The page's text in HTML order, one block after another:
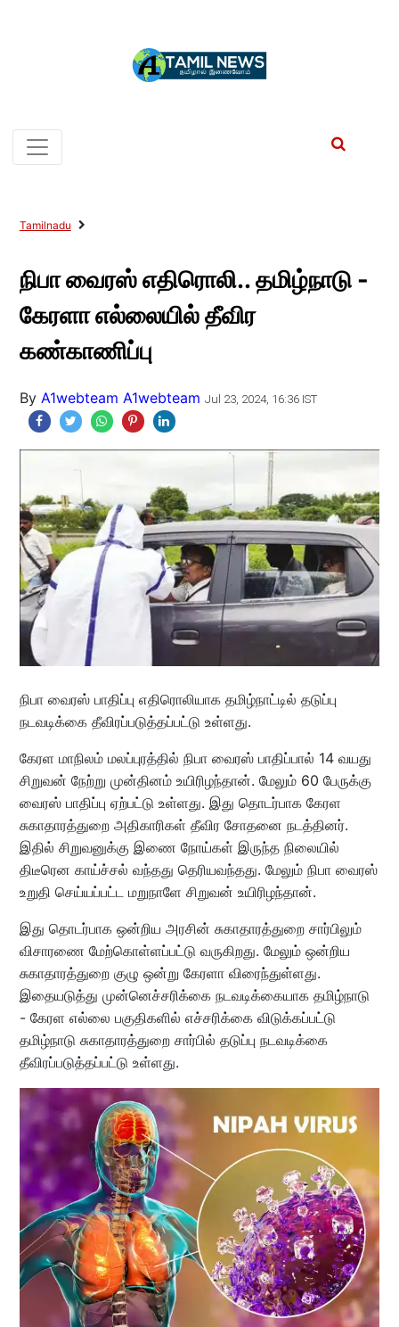
Tamilnadu
நிபா வைரஸ் எதிரொலி.. தமிழ்நாடு -
கேரளா எல்லையில் தீவிர
கண்காணிப்பு
By A1webteam A1webteam Jul 23, 2024, 16:36 IST
நிபா வைரஸ் பாதிப்பு எதிரொலியாக தமிழ்நாட்டில் தடுப்பு
நடவடிக்கை தீவிரப்படுத்தப்பட்டு உள்ளது.
கேரள மாநிலம் மலப்புரத்தில் நிபா வைரஸ் பாதிப்பால் 14 வயது
சிறுவன் நேற்று முன்தினம் உயிரிழந்தான். மேலும் 60 பேருக்கு
வைரஸ் பாதிப்பு ஏற்பட்டு உள்ளது. இது தொடர்பாக கேரள
சுகாதாரத்துறை அதிகாரிகள் தீவிர சோதனை நடத்தினர்.
இதில் சிறுவனுக்கு இணை நோய்கள் இருந்த நிலையில்
திடீரென காய்ச்சல் வந்தது தெரியவந்தது. மேலும் நிபா வைரஸ்
உறுதி செய்யப்பட்ட மறுநாளே சிறுவன் உயிரிழந்தான்.
இது தொடர்பாக ஒன்றிய அரசின் சுகாதாரத்துறை சார்பிலும்
விசாரணை மேற்கொள்ளப்பட்டு வருகிறது. மேலும் ஒன்றிய
சுகாதாரத்துறை குழு ஒன்று கேரளா விரைந்துள்ளது.
இதையடுத்து முன்னெச்சரிக்கை நடவடிக்கையாக தமிழ்நாடு
- கேரள எல்லை பகுதிகளில் எச்சரிக்கை விடுக்கப்பட்டு
தமிழ்நாடு சுகாதாரத்துறை சார்பில் தடுப்பு நடவடிக்கை
தீவிரப்படுத்தப்பட்டு உள்ளது.